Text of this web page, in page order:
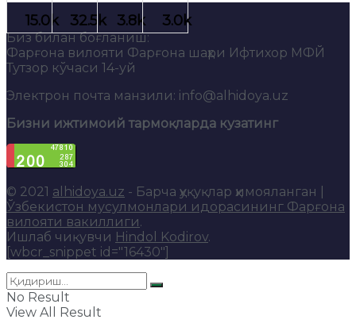
Биз билан боғланиш:
Фарғона вилояти Фарғона шаҳри Ифтихор МФЙ
Тутзор кўчаси 14-уй
Электрон почта манзили: info@alhidoya.uz
Бизни ижтимоий тармоқларда кузатинг
© 2021 alhidoya.uz - Барча ҳуқуқлар ҳимояланган |
Ўзбекистон мусулмонлари идорасининг Фарғона
вилояти вакиллиги.
Ишлаб чиқувчи Hindol Kodirov.
[wbcr_snippet id="16430"]
No Result
View All Result